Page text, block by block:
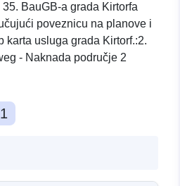
BauGB-a grada Kirtorfa
poveznicu na planove i
karta usluga grada Kirtorf.:2.
- Naknada područje 2
1